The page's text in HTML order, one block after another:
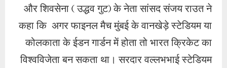
और शिवसेना ( उद्धव गुट) के नेता सांसद संजय राउत ने
कहा कि अगर फाइनल मैच मुंबई के वानखेड़े स्टेडियम या
कोलकाता के ईडन गार्डन में होता तो भारत क्रिकेट का
विश्वविजेता बन सकता था। सरदार वल्लभभाई स्टेडियम